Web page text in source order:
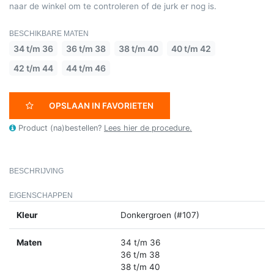
naar de winkel om te controleren of de jurk er nog is.
BESCHIKBARE MATEN
34 t/m 36 36 t/m 38 38 t/m 40
40 t/m 42
42 t/m 44
44 t/m 46
OPSLAAN IN FAVORIETEN
Product (na)bestellen? Lees hier de procedure.
BESCHRIJVING
EIGENSCHAPPEN
Kleur Donkergroen (#107)
Maten
34 t/m 36
36 t/m 38
38 t/m 40